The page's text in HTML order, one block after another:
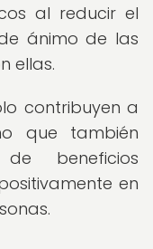
al reducir el
ánimo de las
ellas.
contribuyen a
que también
beneficios
en